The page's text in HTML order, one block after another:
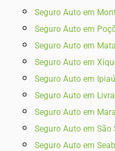
Seguro Auto em
Seguro Auto em
Seguro Auto em
Seguro Auto em
Seguro Auto em Ipiaú
Seguro Auto em
Seguro Auto em
Seguro Auto em São
Seguro Auto em